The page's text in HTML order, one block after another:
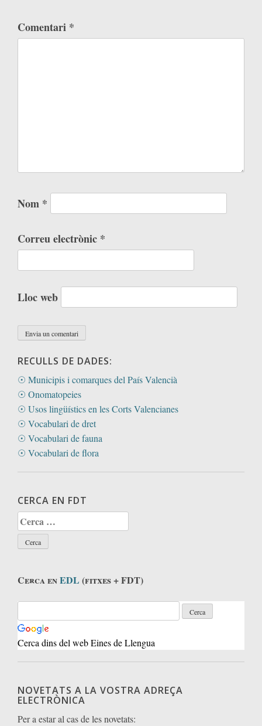
Comentari *
Nom *
Correu electrònic *
Lloc web
RECULLS DE DADES:
☉ Municipis i comarques del País Valencià
☉ Onomatopeies
☉ Usos lingüístics en les Corts Valencianes
☉ Vocabulari de dret
☉ Vocabulari de fauna
☉ Vocabulari de flora
CERCA EN FDT
Cerca:
Cerca enEDL (fitxes + FDT)
Cerca dins del web Eines de Llengua
NOVETATS A LA VOSTRA ADREÇA
ELECTRÒNICA
Per a estar al cas de les novetats: